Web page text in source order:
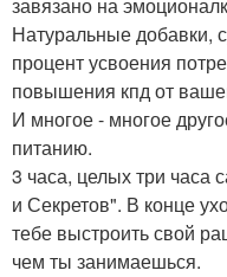
завязано на
Натуральные
процент усвоения
повышения кпд от
И многое - многое
питанию.
3 часа, целых три часа
и Секретов". В конце
тебе выстроить свой
чем ты занимаешься.